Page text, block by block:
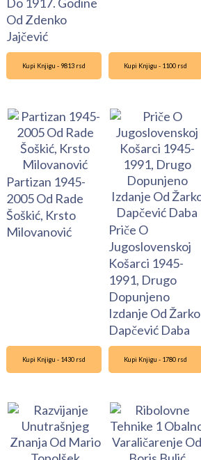
Od Zdenko
Jajčević
Kupi Knjigu - 9813 rsd
Partizan 1945-
2005 Od Rade
Šoškić, Krsto
Milovanović
Kupi Knjigu - 1100 rsd
Priče O
Jugoslovenskoj
Košarci 1945-
1991, Drugo
Dopunjeno
Izdanje Od Žarko
Dapčević Daba
Kupi Knjigu - 1430 rsd Kupi Knjigu - 1780 rsd